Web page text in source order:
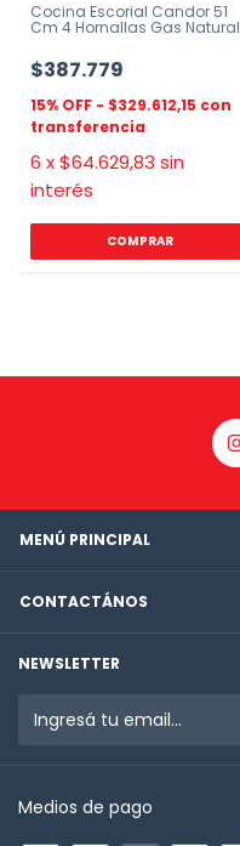
Cocina Escorial Candor 51
Cm 4 Hornallas Gas Natural
$387.779
$329.612,15
6 x$64.629,83 sin
interés
COMPRAR
MENÚ PRINCIPAL
CONTACTÁNOS
NEWSLETTER
Medios de pago